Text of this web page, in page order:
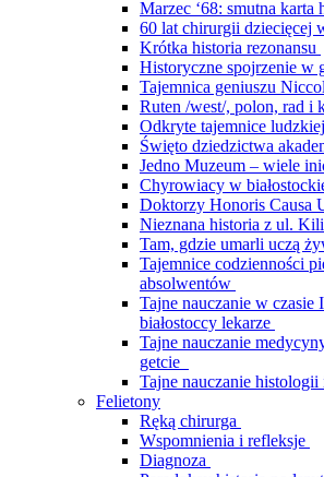
Marzec ‘68: smutna
60 lat chirurgii dziecięcej
Krótka historia rezonansu
Historyczne spojrzenie w
Tajemnica geniuszu
Ruten /west/, polon, rad i
Odkryte tajemnice
Święto dziedzictwa
Jedno Muzeum – wiele
Chyrowiacy w
Doktorzy Honoris Causa
Nieznana historia z ul.
Tam, gdzie umarli uczą
Tajemnice codzienności
absolwentów
Tajne nauczanie w
białostoccy lekarze
Tajne nauczanie
getcie
Tajne nauczanie
Felietony
Ręką chirurga
Wspomnienia i refleksje
Diagnoza